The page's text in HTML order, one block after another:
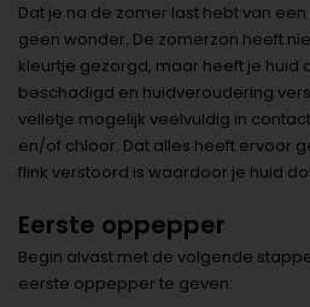
Dat je na de zomer last hebt van
geen wonder. De zomerzon heeft
kleurtje gezorgd, maar heeft je huid
beschadigd en huidveroudering
velletje mogelijk veelvuldig in
en/of chloor. Dat alles heeft ervoor
flink verstoord is waardoor je huid
Eerste oppepper
Begin alvast met de volgende
eerste oppepper te geven: